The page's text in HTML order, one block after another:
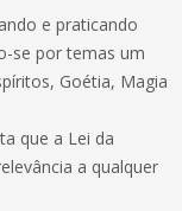
e praticando
se por temas um
Goétia, Magia
que a Lei da
a qualquer